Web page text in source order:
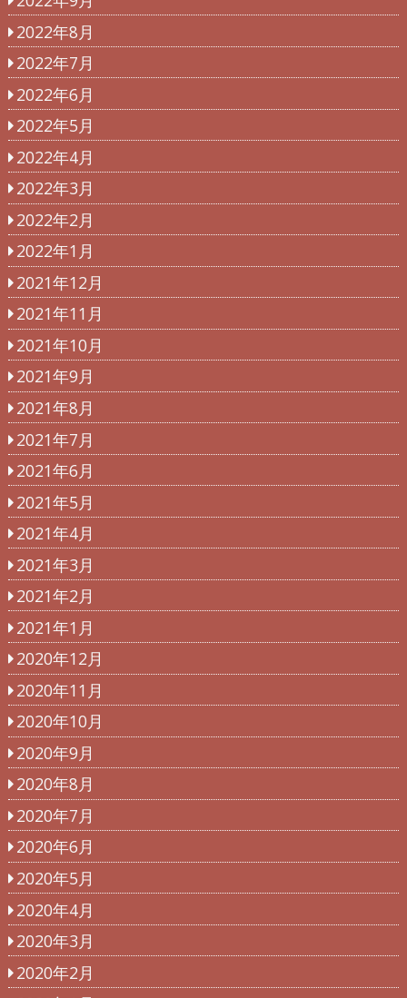
2022年8月
2022年7月
2022年6月
2022年5月
2022年4月
2022年3月
2022年2月
2022年1月
2021年12月
2021年11月
2021年10月
2021年9月
2021年8月
2021年7月
2021年6月
2021年5月
2021年4月
2021年3月
2021年2月
2021年1月
2020年12月
2020年11月
2020年10月
2020年9月
2020年8月
2020年7月
2020年6月
2020年5月
2020年4月
2020年3月
2020年2月